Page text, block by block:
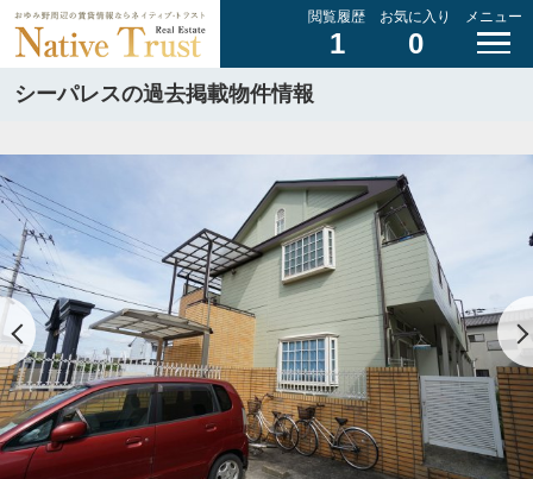
閲覧履歴
1
お気に入り
0
メニュー
シーパレスの過去掲載物件情報